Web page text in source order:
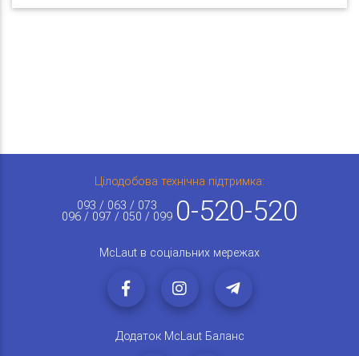
Цілодобова технічна підтримка:
093 / 063 / 073
096 / 097 / 050 / 099 0-520-520
McLaut в соціальних мережах
Додаток McLaut Баланс